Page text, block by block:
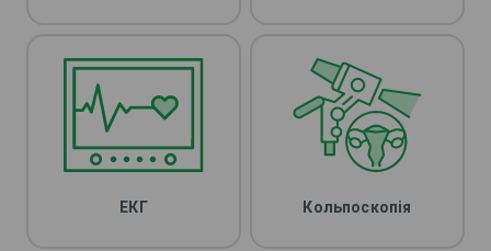
ЕКГ Кольпоскопія